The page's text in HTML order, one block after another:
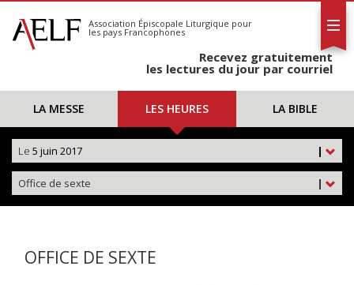
S'abonner
Calendrier
Association Épiscopale Liturgique pour
les pays Francophones
Recevez gratuitement
les lectures du jour par courriel
LA MESSE LES HEURES LA BIBLE
|
Le 5 juin 2017
|
Office de sexte
OFFICE DE SEXTE